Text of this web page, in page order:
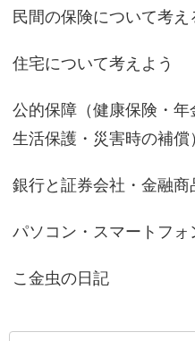
民間の保険について考え
住宅について考えよう
公的保障（健康保険・年
生活保護・災害時の補償
銀行と証券会社・金融商
パソコン・スマートフォ
こ金虫の日記